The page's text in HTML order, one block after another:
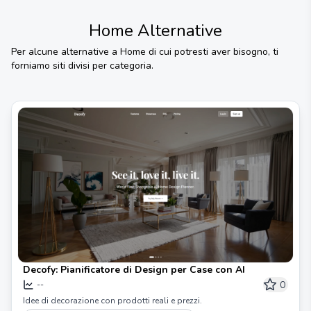
Home Alternative
Per alcune alternative a Home di cui potresti aver bisogno, ti
forniamo siti divisi per categoria.
Decofy: Pianificatore di Design per Case con AI
-- 0
Idee di decorazione con prodotti reali e prezzi.